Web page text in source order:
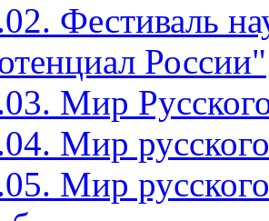
Фестиваль
России"
Мир
Мир
Мир